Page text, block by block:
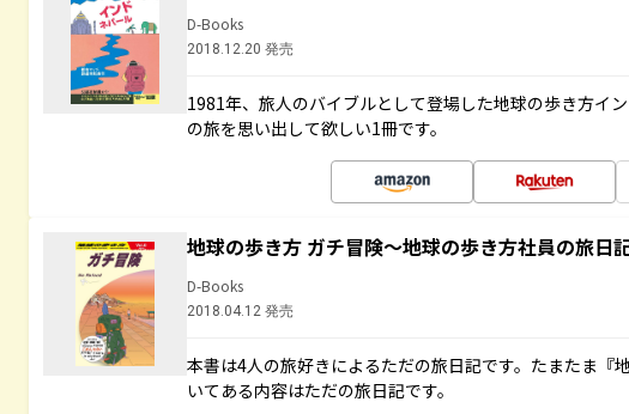
D-Books
2018.12.20 発売
1981年、旅人のバイブルとして登場した地球の歩き方イ
の旅を思い出して欲しい1冊です。
地球の歩き方 ガチ冒険～地球の歩き方社員の旅日
D-Books
2018.04.12 発売
本書は4人の旅好きによるただの旅日記です。たまたま『
いてある内容はただの旅日記です。